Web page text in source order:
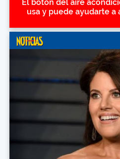
El botón del aire
usa y puede ayudarte